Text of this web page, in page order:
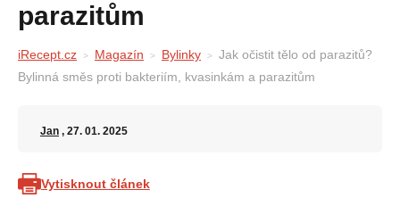
parazitům
iRecept.cz Magazín Bylinky
Jak očistit tělo od parazitů?
Bylinná směs proti bakteriím, kvasinkám a parazitům
Jan , 27. 01. 2025
Vytisknout článek